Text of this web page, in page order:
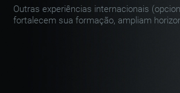
Outras experiências internacionais
fortalecem sua formação, ampliam